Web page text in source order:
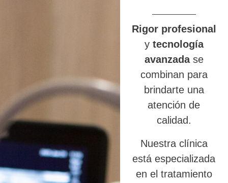
Rigor profesional
y tecnología
avanzadase
combinan para
brindarte una
atención de
calidad.
Nuestra clínica
está especializada
en el tratamiento